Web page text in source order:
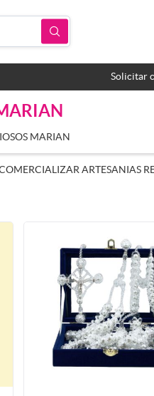
Solicitar
MARIAN
ARTESANIAS